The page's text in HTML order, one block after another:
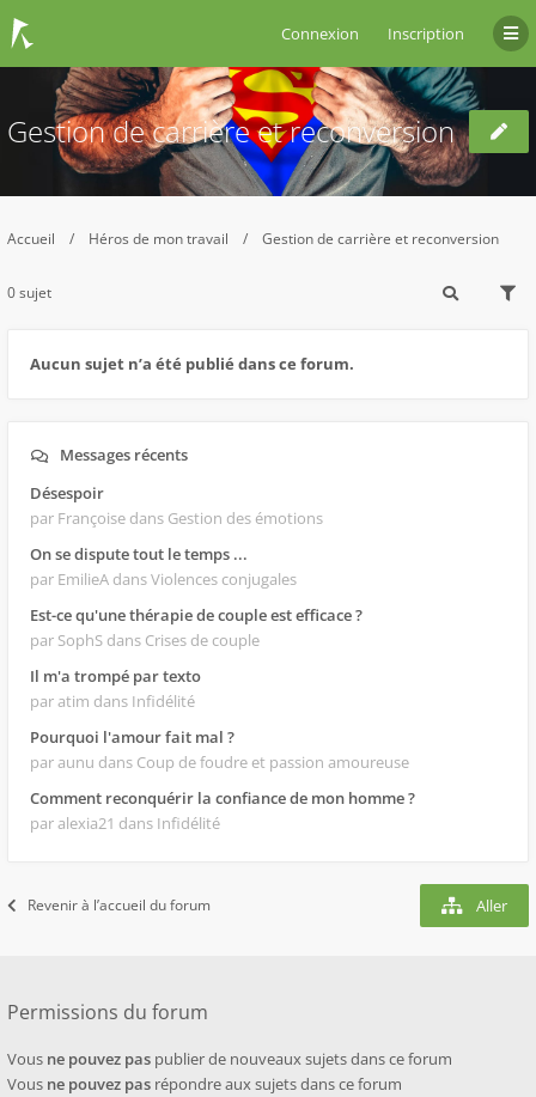
Connexion Inscription
Gestion de carrière et reconversion
Accueil Héros de mon travail Gestion de carrière et reconversion
0 sujet
Aucun sujet n’a été publié dans ce forum.
Messages récents
Désespoir
par Françoise dans Gestion des émotions
On se dispute tout le temps ...
par EmilieA dans Violences conjugales
Est-ce qu'une thérapie de couple est efficace ?
par SophS dans Crises de couple
Il m'a trompé par texto
par atim dans Infidélité
Pourquoi l'amour fait mal ?
par aunu dans Coup de foudre et passion amoureuse
Comment reconquérir la confiance de mon homme ?
par alexia21 dans Infidélité
Revenir à l’accueil du forum Aller
Permissions du forum
Vous ne pouvez pas publier de nouveaux sujets dans ce forum
Vous ne pouvez pas répondre aux sujets dans ce forum